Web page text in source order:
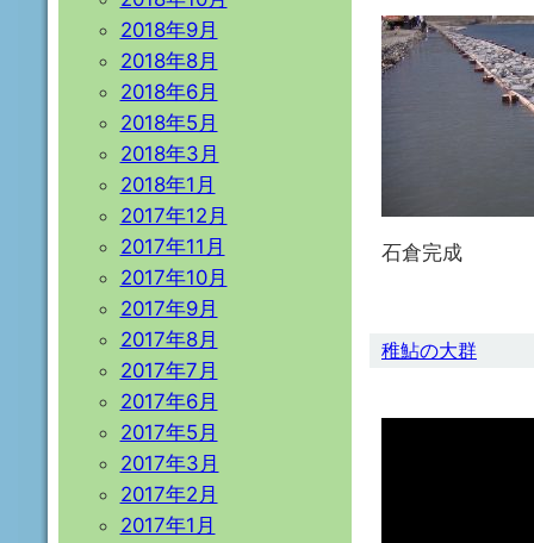
石倉完成
稚鮎の大群
2018年9月
2018年8月
2018年6月
2018年5月
2018年3月
2018年1月
2017年12月
2017年11月
2017年10月
2017年9月
2017年8月
2017年7月
2017年6月
2017年5月
2017年3月
2017年2月
2017年1月